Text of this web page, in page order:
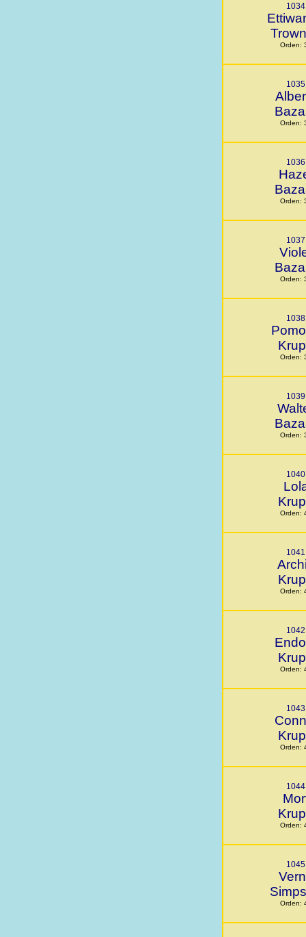
1034
Orden:
1035
Orden:
1036
Orden:
1037
Orden:
1038
Orden:
1039
Orden:
1040
Orden:
1041
Orden:
1042
Orden:
1043
Orden:
1044
Orden:
1045
Orden: